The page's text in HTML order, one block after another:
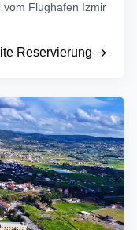
vom Flughafen Izmir
Reservierung